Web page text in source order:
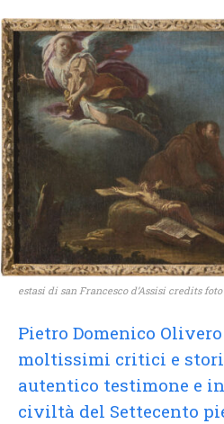
estasi di san Francesco d’Assisi credits
Pietro Domenico
moltissimi critici e
autentico testimone e
civiltà del Settecento